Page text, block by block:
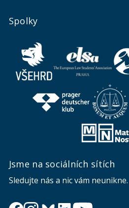
Spolky
Jsme na sociálních sítích
Sledujte nás a nic vám neunikne.